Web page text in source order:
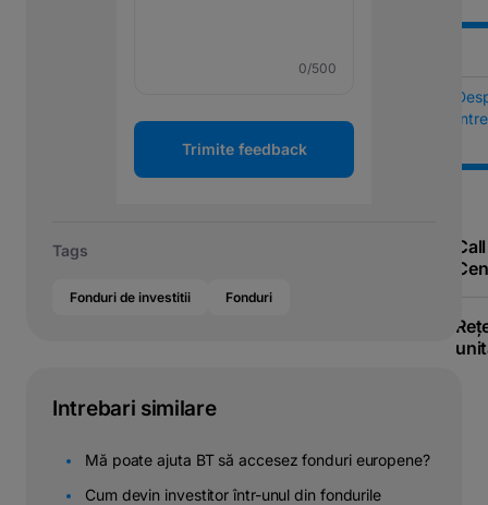
Call
0/500
Trimite feedback
Tags
Fonduri de investitii Fonduri
Intrebari similare
Mă poate ajuta BT să accesez fonduri europene?
Cum devin investitor într-unul din fondurile